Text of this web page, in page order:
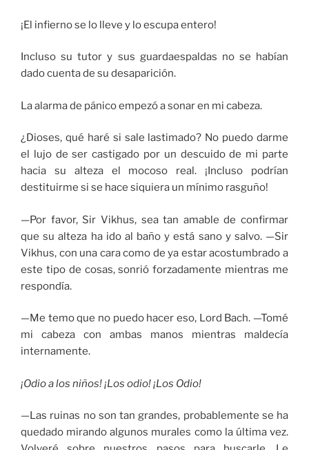
¡El infierno se lo lleve y lo escupa entero!
Incluso su tutor y sus guardaespaldas no se habían
dado cuenta de su desaparición.
La alarma de pánico empezó a sonar en mi cabeza.
¿Dioses, qué haré si sale lastimado? No puedo darme
el lujo de ser castigado por un descuido de mi parte
hacia su alteza el mocoso real. ¡Incluso podrían
destituirme si se hace siquiera un mínimo rasguño!
—Por favor, Sir Vikhus, sea tan amable de confirmar
que su alteza ha ido al baño y está sano y salvo. —Sir
Vikhus, con una cara como de ya estar acostumbrado a
este tipo de cosas, sonrió forzadamente mientras me
respondía.
—Me temo que no puedo hacer eso, Lord Bach. —Tomé
mi cabeza con ambas manos mientras maldecía
internamente.
¡Odio a los niños! ¡Los odio! ¡Los Odio!
—Las ruinas no son tan grandes, probablemente se ha
quedado mirando algunos murales como la última vez.